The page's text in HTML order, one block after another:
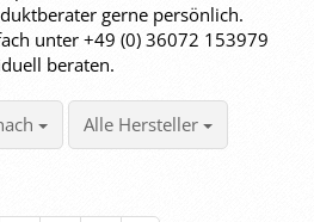
gerne persönlich.
unter +49 (0) 36072 153979
beraten.
Alle Hersteller
pro Seite